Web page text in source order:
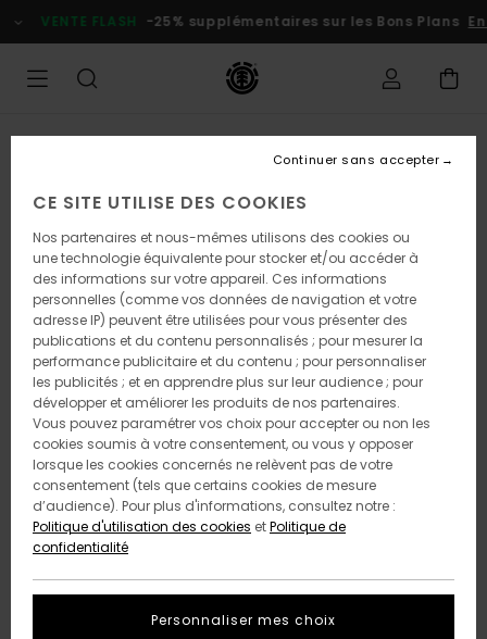
l'information
VENTE FLASH -25% supplémentaires sur les Bons Plans En
CE SITE UTILISE DES COOKIES
Nos partenaires et nous-mêmes utilisons des cookies ou
une technologie équivalente pour stocker et/ou accéder à
des informations sur votre appareil. Ces informations
personnelles (comme vos données de navigation et votre
adresse IP) peuvent être utilisées pour vous présenter des
publications et du contenu personnalisés ; pour mesurer la
performance publicitaire et du contenu ; pour personnaliser
les publicités ; et en apprendre plus sur leur audience ; pour
développer et améliorer les produits de nos partenaires.
Vous pouvez paramétrer vos choix pour accepter ou non les
cookies soumis à votre consentement, ou vous y opposer
lorsque les cookies concernés ne relèvent pas de votre
consentement (tels que certains cookies de mesure
d’audience). Pour plus d'informations, consultez notre :
Politique d'utilisation des cookies etPolitique de
confidentialité
Personnaliser mes choix
Continuer sans accepter